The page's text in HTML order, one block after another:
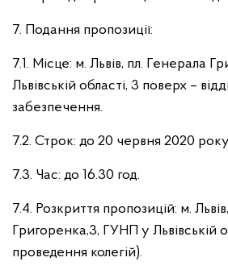
7. Подання пропозиції:
7.1. Місце: м. Львів, пл. Генерала
Львівській області, 3 поверх –
забезпечення.
7.2. Строк: до 20 червня 2020
7.3. Час: до 16.30 год.
7.4. Розкриття пропозицій: м.
Григоренка,3, ГУНП у Львівській
проведення колегій).